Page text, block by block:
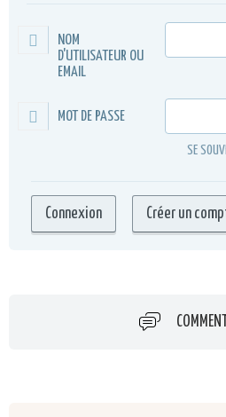
NOM
D'UTILISATEUR OU
EMAIL
MOT DE PASSE
SE